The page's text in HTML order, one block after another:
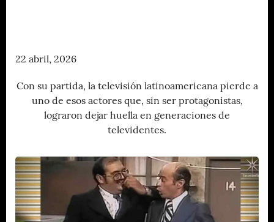
22 abril, 2026
Con su partida, la televisión latinoamericana pierde a
uno de esos actores que, sin ser protagonistas,
lograron dejar huella en generaciones de
televidentes.